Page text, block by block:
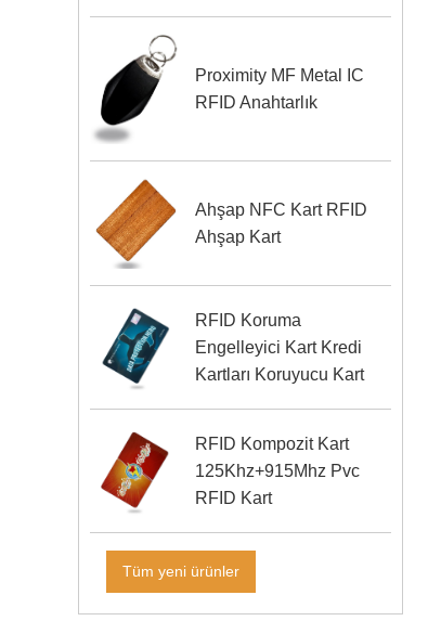
Proximity MF Metal IC
RFID Anahtarlık
Ahşap NFC Kart RFID
Ahşap Kart
RFID Koruma
Engelleyici Kart Kredi
Kartları Koruyucu Kart
RFID Kompozit Kart
125Khz+915Mhz Pvc
RFID Kart
Tüm yeni ürünler